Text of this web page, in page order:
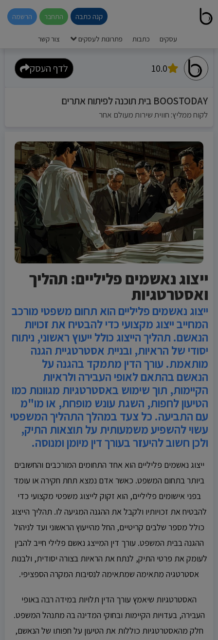
קנה כתבה התחבר הרשמה
עסקים כתבות פתרונות לעסקים צור קשר
10.0 לדף העסק
BOOSTODAY בית תוכנה לפיתוח אתרים
לקוח ממליץ: חווית שירות מעולם אחר
ייצוג נאשמים פליליים: תהליך
ואסטרטגיות
ייצוג נאשמים פליליים הוא תחום משפטי מורכב
המחייב ייצוג מקצועי כדי להבטיח את זכויות
הנאשם. תהליך הייצוג כולל ייעוץ ראשוני, ניתוח
יסודי של הראיות, ובניית אסטרטגיית הגנה
מותאמת. עורך הדין מתמקד בהגנה על
הנאשם בהתאם לאופי העבירה ולראיות
הקיימות, תוך שימוש באסטרטגיות מגוונות כמו
הטיעון לחפות, השגת עונש מופחת, או מו"מ
עם התביעה. כל צעד במהלך התהליך המשפטי
עשוי להשפיע משמעותית על תוצאות התיק,
ולכן חשוב להיעזר בעורך דין מיומן ומנוסה.
ייצוג נאשמים פליליים הוא אחד התחומים המורכבים והחשובים
ביותר בתחום המשפט. כאשר אדם נמצא תחת חקירה או עומד
בפני אישומים פליליים, הוא זקוק לייצוג משפטי מקצועי כדי
להבטיח את זכויותיו ולקבל את ההגנה המגיעה לו. תהליך הייצוג
כולל מספר שלבים קריטיים, החל מהייעוץ הראשוני ועד לניהול
ההגנה בבית המשפט. עורך דין המייצג נאשם פלילי חייב להבין
לעומק את פרטי התיק, לנתח את הראיות בצורה יסודית, ולבנות
אסטרטגיה מתאימה שמתאימה לנסיבות המקרה הספציפי.
האסטרטגיות שיאמץ עורך הדין תלויות במידה רבה באופי
העבירה, בעדויות הקיימות ובחוקי המדינה בה מתנהל המשפט.
חלק מהאסטרטגיות כוללות את הטיעון על חפותו של הנאשם,